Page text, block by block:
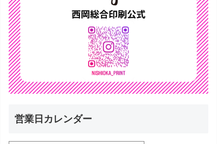
営業日カレンダー